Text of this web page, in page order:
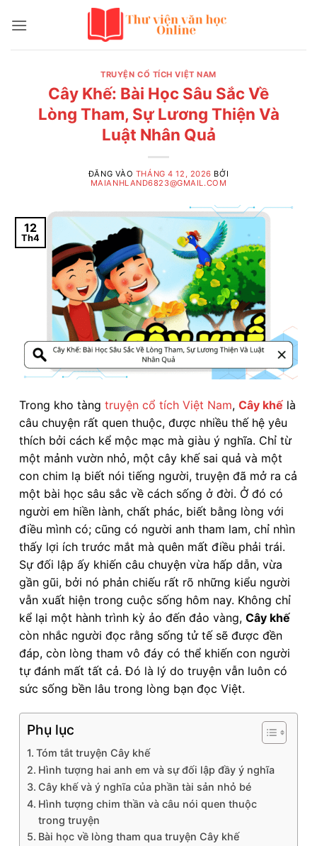
qua
TRUYỆN CỔ TÍCH VIỆT NAM
Cây Khế: Bài Học Sâu Sắc Về
Lòng Tham, Sự Lương Thiện Và
Luật Nhân Quả
ĐĂNG VÀO THÁNG 4 12, 2026 BỞI
MAIANHLAND6823@GMAIL.COM
12
Th4
Trong kho tàng truyện cổ tích Việt Nam, Cây khế là
câu chuyện rất quen thuộc, được nhiều thế hệ yêu
thích bởi cách kể mộc mạc mà giàu ý nghĩa. Chỉ từ
một mảnh vườn nhỏ, một cây khế sai quả và một
con chim lạ biết nói tiếng người, truyện đã mở ra cả
một bài học sâu sắc về cách sống ở đời. Ở đó có
người em hiền lành, chất phác, biết bằng lòng với
điều mình có; cũng có người anh tham lam, chỉ nhìn
thấy lợi ích trước mắt mà quên mất điều phải trái.
Sự đối lập ấy khiến câu chuyện vừa hấp dẫn, vừa
gần gũi, bởi nó phản chiếu rất rõ những kiểu người
vẫn xuất hiện trong cuộc sống hôm nay. Không chỉ
kể lại một hành trình kỳ ảo đến đảo vàng, Cây khế
còn nhắc người đọc rằng sống tử tế sẽ được đền
đáp, còn lòng tham vô đáy có thể khiến con người
tự đánh mất tất cả. Đó là lý do truyện vẫn luôn có
sức sống bền lâu trong lòng bạn đọc Việt.
Phụ lục
Tóm tắt truyện Cây khế
Hình tượng hai anh em và sự đối lập đầy ý nghĩa
Cây khế và ý nghĩa của phần tài sản nhỏ bé
Hình tượng chim thần và câu nói quen thuộc
trong truyện
Bài học về lòng tham qua truyện Cây khế